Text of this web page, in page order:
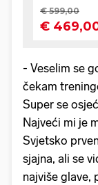
- Veselim se
čekam
Super se
Najveći mi je
Svjetsko
sjajna, ali se
najviše glave,